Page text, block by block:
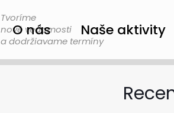
Tvoríme
nové vedomosti
a dodržiavame termíny
O nás Naše aktivity